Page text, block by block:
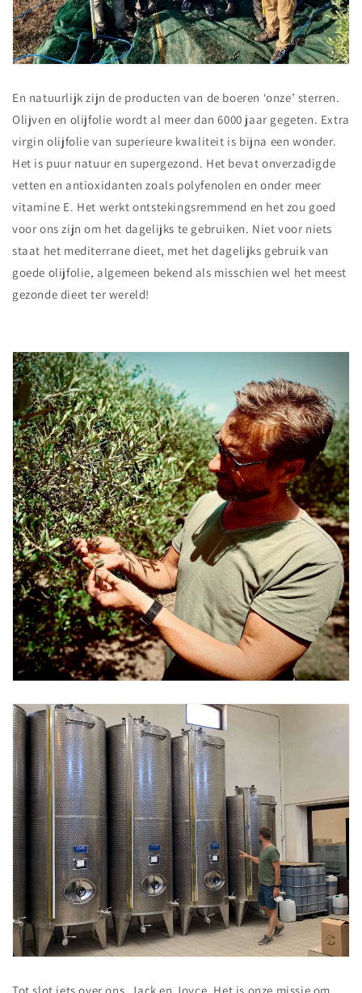
En natuurlijk zijn de producten van de boeren ‘onze’ sterren.
Olijven en olijfolie wordt al meer dan 6000 jaar gegeten. Extra
virgin olijfolie van superieure kwaliteit is bijna een wonder.
Het is puur natuur en supergezond. Het bevat onverzadigde
vetten en antioxidanten zoals polyfenolen en onder meer
vitamine E. Het werkt ontstekingsremmend en het zou goed
voor ons zijn om het dagelijks te gebruiken. Niet voor niets
staat het mediterrane dieet, met het dagelijks gebruik van
goede olijfolie, algemeen bekend als misschien wel het meest
gezonde dieet ter wereld!